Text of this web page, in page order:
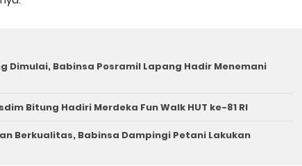
Dimulai, Babinsa Posramil Lapang Hadir Menemani
Bitung Hadiri Merdeka Fun Walk HUT ke-81 RI
Berkualitas, Babinsa Dampingi Petani Lakukan